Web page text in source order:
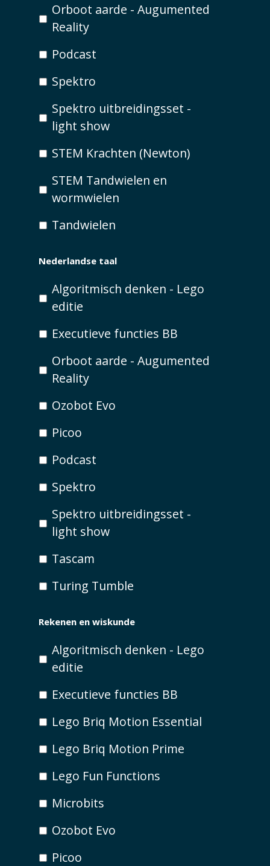
Orboot aarde - Augumented
Reality
Podcast
Spektro
Spektro uitbreidingsset -
light show
STEM Krachten (Newton)
STEM Tandwielen en
wormwielen
Tandwielen
Nederlandse taal
Algoritmisch denken - Lego
editie
Executieve functies BB
Orboot aarde - Augumented
Reality
Ozobot Evo
Picoo
Podcast
Spektro
Spektro uitbreidingsset -
light show
Tascam
Turing Tumble
Rekenen en wiskunde
Algoritmisch denken - Lego
editie
Executieve functies BB
Lego Briq Motion Essential
Lego Briq Motion Prime
Lego Fun Functions
Microbits
Ozobot Evo
Picoo